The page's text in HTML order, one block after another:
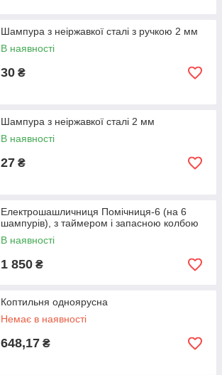
Шампура з неіржавкої сталі з ручкою 2 мм
В наявності
30 ₴
Шампура з неіржавкої сталі 2 мм
В наявності
27 ₴
Електрошашличниця Помічниця-6 (на 6
шампурів), з таймером і запасною колбою
В наявності
1 850 ₴
Коптильня одноярусна
Немає в наявності
648,17 ₴